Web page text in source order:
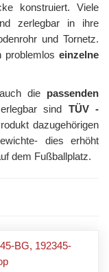
konstruiert. Viele
zerlegbar in ihre
und Tornetz.
problemlos einzelne
die passenden
sind TÜV -
dazugehörigen
dies erhöht
dem Fußballplatz.